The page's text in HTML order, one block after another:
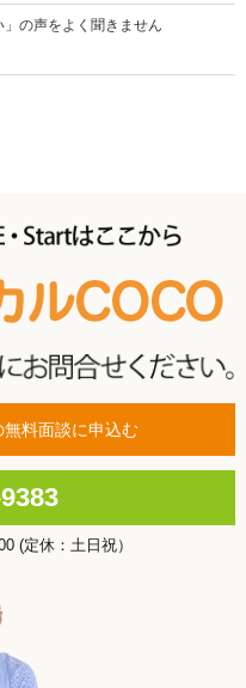
の声をよく聞きません
料面談に申込む
(定休：土日祝）